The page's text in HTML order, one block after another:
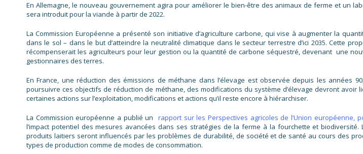
En Allemagne, le nouveau gouvernement agira pour améliorer le bien-être des animaux de ferme et un
sera introduit pour la viande à partir de 2022.
La Commission Européenne a présenté son initiative d’agriculture carbone, qui vise à augmenter la
dans le sol – dans le but d’atteindre la neutralité climatique dans le secteur terrestre d’ici 2035. Cette
récompenserait les agriculteurs pour leur gestion ou la quantité de carbone séquestré, devenant une
gestionnaires des terres.
En France, une réduction des émissions de méthane dans l’élevage est observée depuis les années
poursuivre ces objectifs de réduction de méthane, des modifications du système d’élevage devront avoir
certaines actions sur l’exploitation, modifications et actions qu’il reste encore à hiérarchiser.
La Commission européenne a publié un rapport sur les Perspectives agricoles de l’Union européenne,
l’impact potentiel des mesures avancées dans ses stratégies de la ferme à la fourchette et
produits laitiers seront influencés par les problèmes de durabilité, de société et de santé au cours des
types de production comme de modes de consommation.